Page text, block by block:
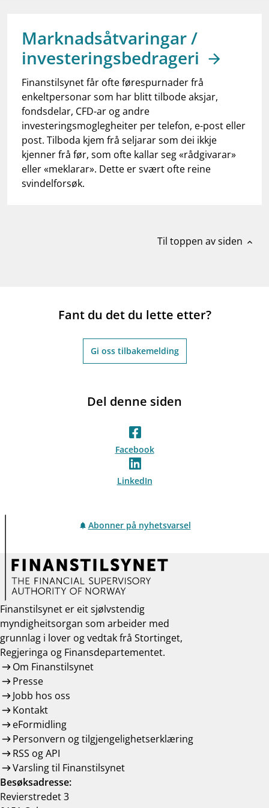
dashboardInformasjon for investorer
notifications_noneAbonner på nyhetsvarsel
Marknadsåtvaringar /
investeringsbedrageri
Finanstilsynet får ofte førespurnader frå
enkeltpersonar som har blitt tilbode aksjar,
fondsdelar, CFD-ar og andre
investeringsmoglegheiter per telefon, e-post eller
post. Tilboda kjem frå seljarar som dei ikkje
kjenner frå før, som ofte kallar seg «rådgivarar»
eller «meklarar». Dette er svært ofte reine
svindelforsøk.
Til toppen av siden expand_less
Fant du det du lette etter?
Gi oss tilbakemelding
Del denne siden
Facebook
LinkedIn
Abonner på nyhetsvarsel
Finanstilsynet er eit sjølvstendig
myndigheitsorgan som arbeider med
grunnlag i lover og vedtak frå Stortinget,
Regjeringa og Finansdepartementet.
Om Finanstilsynet
Presse
Jobb hos oss
Kontakt
eFormidling
Personvern og tilgjengelighetserklæring
RSS og API
Varsling til Finanstilsynet
Besøksadresse:
Revierstredet 3